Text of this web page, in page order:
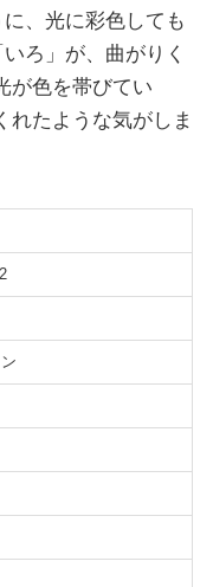
、光に彩色しても
ろ」が、曲がりく
が色を帯びてい
れたような気がしま